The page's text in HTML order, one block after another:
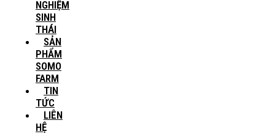
NGHIỆM
SINH
THÁI
SẢN
PHẨM
SOMO
FARM
TIN
TỨC
LIÊN
HỆ